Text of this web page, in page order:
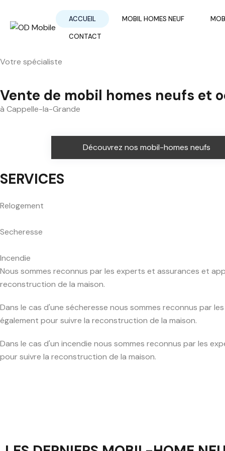
ACCUEIL MOBIL HOMES NEUF
CONTACT
Votre spécialiste
Vente de mobil homes neufs et
à Cappelle-la-Grande
Découvrez nos mobil-homes neufs
SERVICES
Relogement
Secheresse
Incendie
Nous sommes reconnus par les experts et assurances et
reconstruction de la maison.
Dans le cas d'une sécheresse nous sommes reconnus par
également pour suivre la reconstruction de la maison.
Dans le cas d'un incendie nous sommes reconnus par les
pour suivre la reconstruction de la maison.